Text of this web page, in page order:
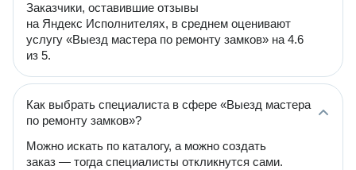
Заказчики, оставившие отзывы
на Яндекс Исполнителях, в среднем оценивают
услугу «Выезд мастера по ремонту замков» на 4.6
из 5.
Как выбрать специалиста в сфере «Выезд мастера
по ремонту замков»?
Можно искать по каталогу, а можно создать
заказ — тогда специалисты откликнутся сами.